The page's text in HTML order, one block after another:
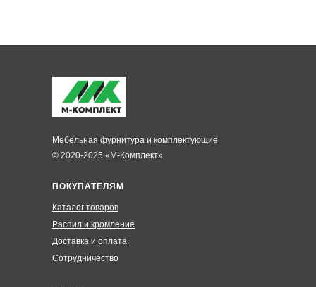
ПОКУПАТЕЛЯМ
Каталог товаров
Распил и кромление
Доставка и оплата
Сотрудничество
© 2020-2025 «М-Комплект»
Мебельная фурнитура и комплектующие